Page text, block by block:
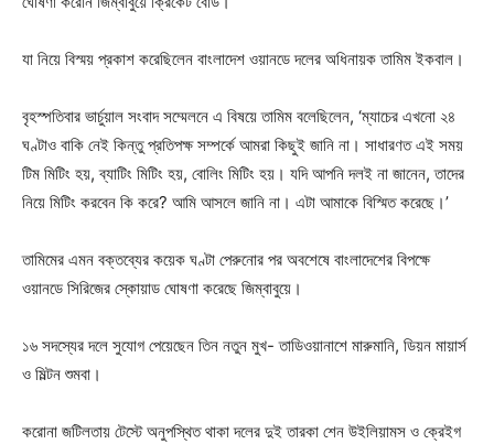
যা নিয়ে বিস্ময় প্রকাশ করেছিলেন বাংলাদেশ ওয়ানডে দলের অধিনায়ক তামিম ইকবাল।
বৃহস্পতিবার ভার্চুয়াল সংবাদ সম্মেলনে এ বিষয়ে তামিম বলেছিলেন, ‘ম্যাচের এখনো ২৪
ঘণ্টাও বাকি নেই কিন্তু প্রতিপক্ষ সম্পর্কে আমরা কিছুই জানি না। সাধারণত এই সময়
টিম মিটিং হয়, ব্যাটিং মিটিং হয়, বোলিং মিটিং হয়। যদি আপনি দলই না জানেন, তাদের
নিয়ে মিটিং করবেন কি করে? আমি আসলে জানি না। এটা আমাকে বিস্মিত করেছে।’
তামিমের এমন বক্তব্যের কয়েক ঘণ্টা পেরুনোর পর অবশেষে বাংলাদেশের বিপক্ষে
ওয়ানডে সিরিজের স্কোয়াড ঘোষণা করেছে জিম্বাবুয়ে।
১৬ সদস্যের দলে সুযোগ পেয়েছেন তিন নতুন মুখ- তাডিওয়ানাশে মারুমানি, ডিয়ন মায়ার্স
ও মিল্টন শুমবা।
করোনা জটিলতায় টেস্টে অনুপস্থিত থাকা দলের দুই তারকা শেন উইলিয়ামস ও ক্রেইগ